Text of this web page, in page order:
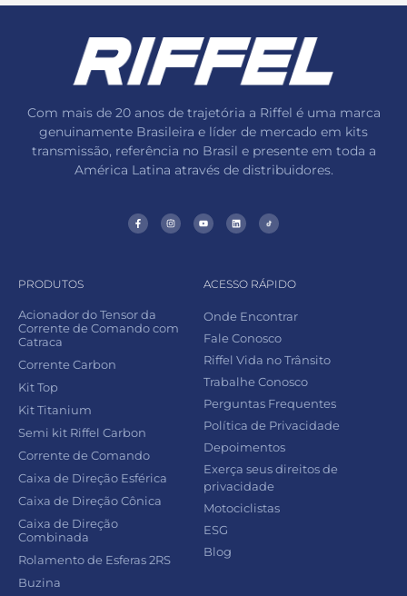
Com mais de 20 anos de trajetória a Riffel é uma marca
genuinamente Brasileira e líder de mercado em kits
transmissão, referência no Brasil e presente em toda a
América Latina através de distribuidores.
PRODUTOS
Acionador do Tensor da
Corrente de Comando com
Catraca
Corrente Carbon
Kit Top
Kit Titanium
Semi kit Riffel Carbon
Corrente de Comando
Caixa de Direção Esférica
Caixa de Direção Cônica
Caixa de Direção
Combinada
Rolamento de Esferas 2RS
Buzina
ACESSO RÁPIDO
Onde Encontrar
Fale Conosco
Riffel Vida no Trânsito
Trabalhe Conosco
Perguntas Frequentes
Política de Privacidade
Depoimentos
Exerça seus direitos de
privacidade
Motociclistas
ESG
Blog